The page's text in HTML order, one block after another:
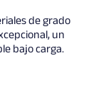
de grado
un
bajo carga.